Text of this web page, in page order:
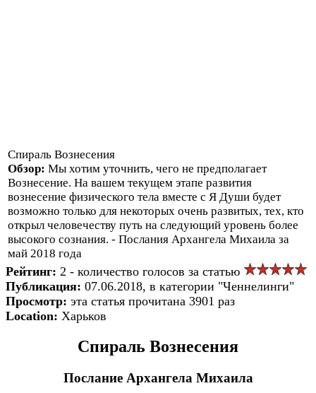
Спираль Вознесения
Обзор: Мы хотим уточнить, чего не предполагает
Вознесение. На вашем текущем этапе развития
вознесение физического тела вместе с Я Души будет
возможно только для некоторых очень развитых, тех, кто
открыл человечеству путь на следующий уровень более
высокого сознания. - Послания Архангела Михаила за
май 2018 года
Рейтинг: 2 - количество голосов за статью
Публикация: 07.06.2018, в категории "Ченнелинги"
Просмотр: эта статья прочитана 3901 раз
Location: Харьков
Спираль Вознесения
Послание Архангела Михаила